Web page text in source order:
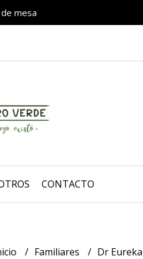
mesa
CONTACTO
Familiares Dr Eureka